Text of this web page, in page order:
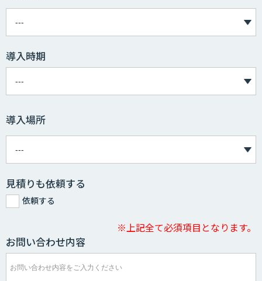
導入時期
導入場所
見積りも依頼する
依頼する
※上記全て必須項目となります。
お問い合わせ内容